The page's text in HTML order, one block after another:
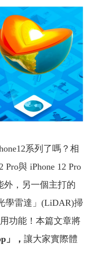
系列了嗎？相
與 iPhone 12 Pro
外，另一個主打的
學雷達」(LiDAR)掃
功能！本篇文章將
」， 讓大家實際體